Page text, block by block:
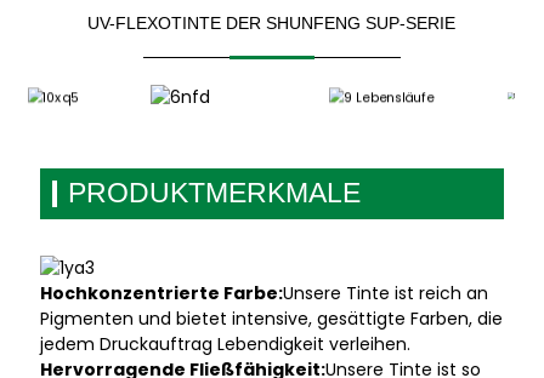
UV-FLEXOTINTE DER SHUNFENG SUP-SERIE
PRODUKTMERKMALE
Hochkonzentrierte Farbe:Unsere Tinte ist reich an
Pigmenten und bietet intensive, gesättigte Farben, die
jedem Druckauftrag Lebendigkeit verleihen.
Hervorragende Fließfähigkeit:Unsere Tinte ist so